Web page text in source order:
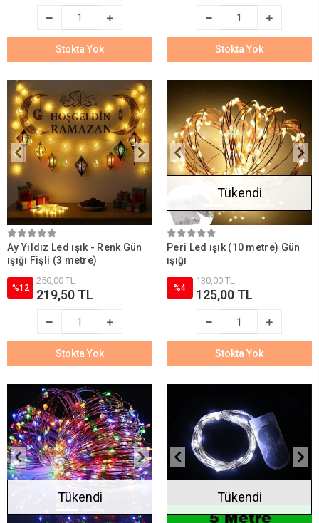
Stokta Yok Stokta Yok
Ay Yıldız Led ışık - Renk Gün
ışığı Fişli (3 metre)
%12
250,00 TL
219,50 TL
Stokta Yok
Tükendi
Peri Led ışık (10 metre) Gün
ışığı
%4
130,00 TL
125,00 TL
Stokta Yok
Tükendi Tükendi